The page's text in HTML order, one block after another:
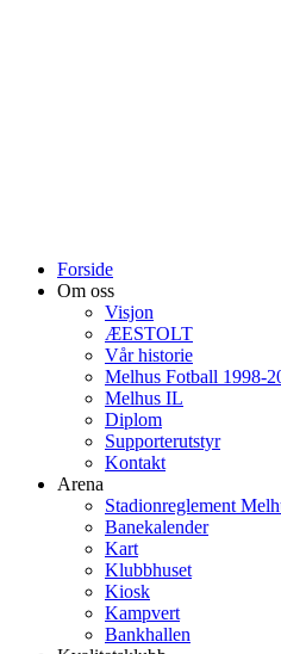
Forside
Om oss
Visjon
ÆESTOLT
Vår historie
Melhus Fotball 1998-
Melhus IL
Diplom
Supporterutstyr
Kontakt
Arena
Stadionreglement
Banekalender
Kart
Klubbhuset
Kiosk
Kampvert
Bankhallen